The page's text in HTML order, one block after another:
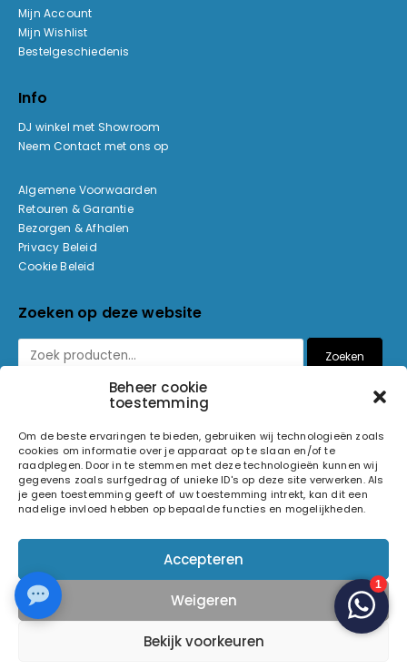
Beheer cookie
toestemming
Om de beste ervaringen te bieden, gebruiken wij technologieën zoals
cookies om informatie over je apparaat op te slaan en/of te
raadplegen. Door in te stemmen met deze technologieën kunnen wij
gegevens zoals surfgedrag of unieke ID's op deze site verwerken. Als
je geen toestemming geeft of uw toestemming intrekt, kan dit een
nadelige invloed hebben op bepaalde functies en mogelijkheden.
Accepteren
Weigeren
Bekijk voorkeuren
Mijn Account
Mijn Wishlist
Bestelgeschiedenis
Info
DJ winkel met Showroom
Neem Contact met ons op
Algemene Voorwaarden
Retouren & Garantie
Bezorgen & Afhalen
Privacy Beleid
Cookie Beleid
Zoeken op deze website
Zoeken
© 2026 Light and Sound Factory. Alle rechten voorbehouden.
Volg ons op